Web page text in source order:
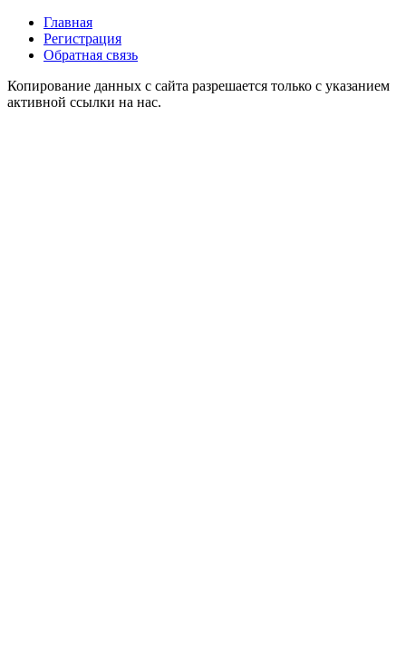
Главная
Регистрация
Обратная связь
Копирование данных с сайта разрешается только с указанием
активной ссылки на нас.